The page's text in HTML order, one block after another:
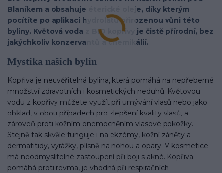
Blaníkem a obsahuje éterické oleje, díky kterým
pocítíte po aplikaci hydrolátu přirozenou vůni této
byliny. Květová voda z BIO kopřivy je čistě přírodní, bez
jakýchkoliv konzervantů a chemikálií.
Mystika našich bylin
Kopřiva je neuvěřitelná bylina, která pomáhá na nepřeberné
množství zdravotních i kosmetických neduhů. Květovou
vodu z kopřivy můžete využít při umývání vlasů nebo jako
obklad, v obou případech pro zlepšení kvality vlasů, a
zároveň proti kožním onemocněním vlasové pokožky.
Stejně tak skvěle funguje i na ekzémy, kožní záněty a
dermatitidy, vyrážky, plísně na nohou a opary. V kosmetice
má neodmyslitelné zastoupení při boji s akné. Kopřiva
pomáhá proti revma, je vhodná při respiračních